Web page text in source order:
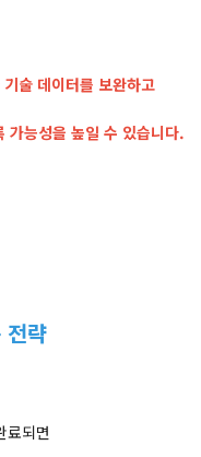
술 데이터를 보완하고
가능성을 높일 수 있습니다.
전략
료되면